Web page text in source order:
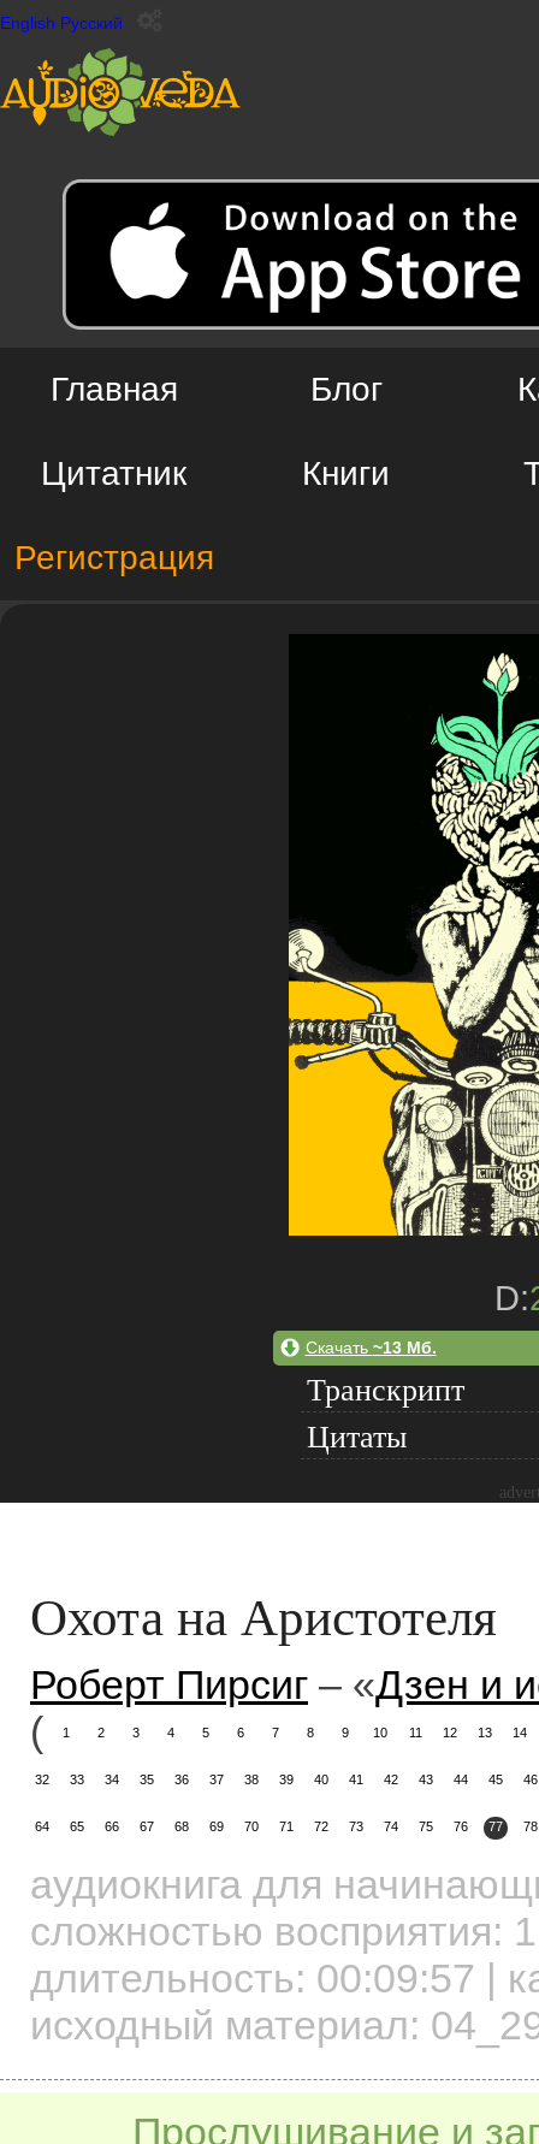
English Русский
Главная Блог
Цитатник Книги
Регистрация
D:
Скачать ~13 Мб.
Транскрипт
Цитаты
Охота на Аристотеля
Роберт Пирсиг – «Дзен и
(
1 2 3 4 5 6 7 8 9 10 11 12 13 14
32 33 34 35 36 37 38 39 40 41 42 43 44 45 46
64 65 66 67 68 69 70 71 72 73 74 75 76 77 78
аудиокнига для
сложностью восприятия: 1
длительность: 00:09:57 |
исходный материал:
Прослушивание и